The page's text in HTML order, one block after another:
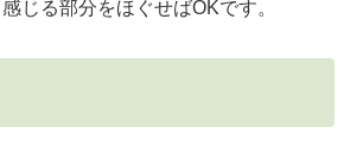
じる部分をほぐせばOKです。